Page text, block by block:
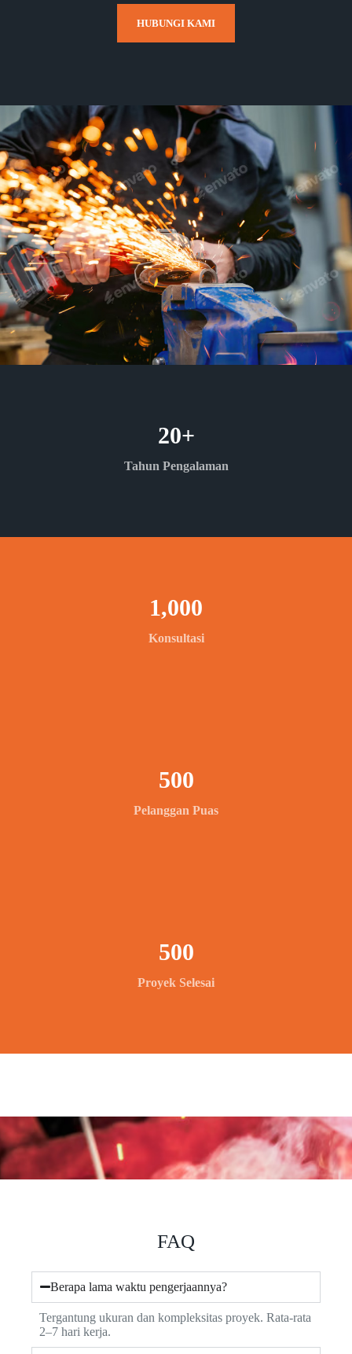
HUBUNGI KAMI
Tahun Pengalaman
20+
Konsultasi
1,000
Pelanggan Puas
500
Proyek Selesai
500
FAQ
Berapa lama waktu pengerjaannya?
Tergantung ukuran dan kompleksitas proyek. Rata-rata
2–7 hari kerja.